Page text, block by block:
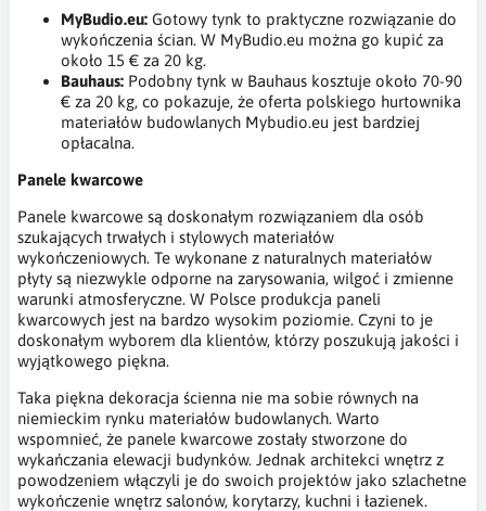
MyBudio.eu: Gotowy tynk to praktyczne rozwiązanie do
wykończenia ścian. W MyBudio.eu można go kupić za
około 15 € za 20 kg.
Bauhaus: Podobny tynk w Bauhaus kosztuje około 70-90
€ za 20 kg, co pokazuje, że oferta polskiego hurtownika
materiałów budowlanych Mybudio.eu jest bardziej
opłacalna.
Panele kwarcowe
Panele kwarcowe są doskonałym rozwiązaniem dla osób
szukających trwałych i stylowych materiałów
wykończeniowych. Te wykonane z naturalnych materiałów
płyty są niezwykle odporne na zarysowania, wilgoć i zmienne
warunki atmosferyczne. W Polsce produkcja paneli
kwarcowych jest na bardzo wysokim poziomie. Czyni to je
doskonałym wyborem dla klientów, którzy poszukują jakości i
wyjątkowego piękna.
Taka piękna dekoracja ścienna nie ma sobie równych na
niemieckim rynku materiałów budowlanych. Warto
wspomnieć, że panele kwarcowe zostały stworzone do
wykańczania elewacji budynków. Jednak architekci wnętrz z
powodzeniem włączyli je do swoich projektów jako szlachetne
wykończenie wnętrz salonów, korytarzy, kuchni i łazienek.